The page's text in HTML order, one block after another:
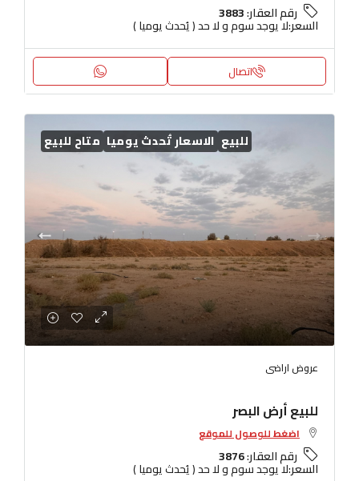
رقم العقار:3883
السعر:لا يوجد سوم و لا حد ( يُحدث يوميا )
اتصال
للبيع الاسعار تُحدث يوميا متاح للبيع
عروض اراضى
للبيع أرض البصر
اضغط للوصول للموقع
رقم العقار:3876
السعر:لا يوجد سوم و لا حد ( يُحدث يوميا )